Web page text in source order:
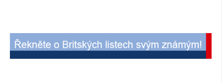
RUBRIKY
PLNÁ VERZE STRÁNEK